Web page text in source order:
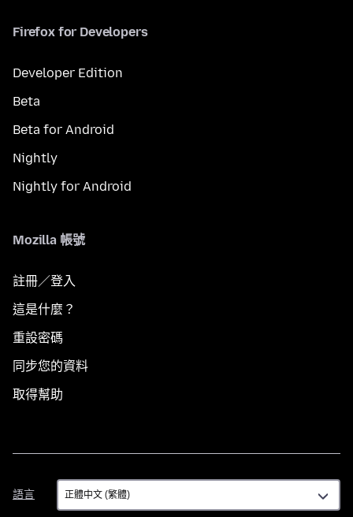
Firefox for Developers
Developer Edition
Beta
Beta for Android
Nightly
Nightly for Android
Mozilla 帳號
註冊／登入
這是什麼？
重設密碼
同步您的資料
取得幫助
語言
語
言